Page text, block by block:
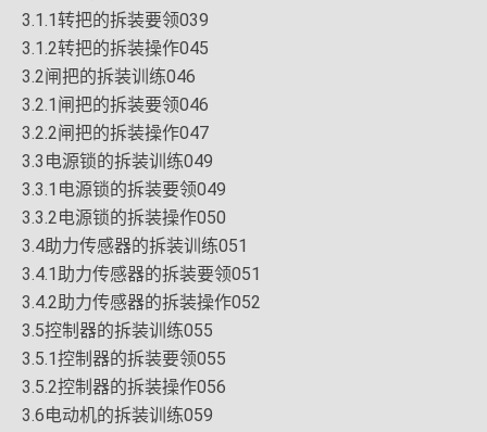
3.1.1转把的拆装要领039
3.1.2转把的拆装操作045
3.2闸把的拆装训练046
3.2.1闸把的拆装要领046
3.2.2闸把的拆装操作047
3.3电源锁的拆装训练049
3.3.1电源锁的拆装要领049
3.3.2电源锁的拆装操作050
3.4助力传感器的拆装训练051
3.4.1助力传感器的拆装要领051
3.4.2助力传感器的拆装操作052
3.5控制器的拆装训练055
3.5.1控制器的拆装要领055
3.5.2控制器的拆装操作056
3.6电动机的拆装训练059